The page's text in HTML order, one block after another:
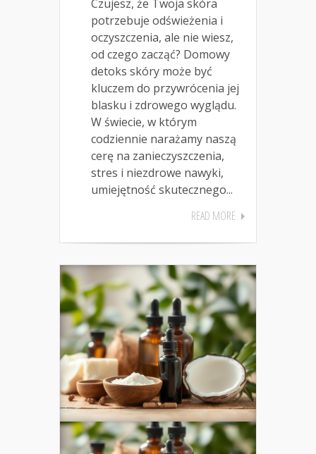
Czujesz, że Twoja skóra
potrzebuje odświeżenia i
oczyszczenia, ale nie wiesz,
od czego zacząć? Domowy
detoks skóry może być
kluczem do przywrócenia jej
blasku i zdrowego wyglądu.
W świecie, w którym
codziennie narażamy naszą
cerę na zanieczyszczenia,
stres i niezdrowe nawyki,
umiejętność skutecznego...
READ MORE